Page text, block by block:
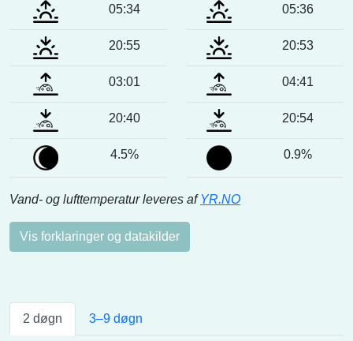
05:34
20:55
03:01
20:40
4.5%
05:36
20:53
04:41
20:54
0.9%
Vand- og lufttemperatur leveres afYR.NO
Vis forklaringer og datakilder
2 døgn 3–9 døgn